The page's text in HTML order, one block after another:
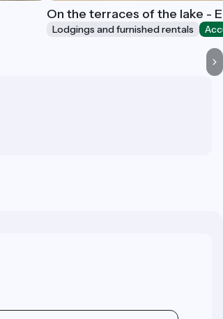
On the terraces of the lake -
Lodgings and furnished rentals